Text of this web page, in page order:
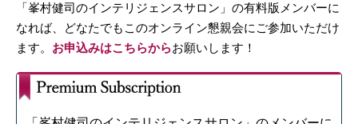
「峯村健司のインテリジェンスサロン」の有料版メンバーに
なれば、どなたでもこのオンライン懇親会にご参加いただけ
ます。 お申込みはこちらからお願いします！